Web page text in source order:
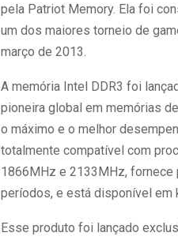
pela Patriot Memory. Ela foi
um dos maiores torneio de
março de 2013.
A memória Intel DDR3 foi
pioneira global em memórias
o máximo e o melhor
totalmente compatível com
1866MHz e 2133MHz, fornece
períodos, e está disponível em
Esse produto foi lançado